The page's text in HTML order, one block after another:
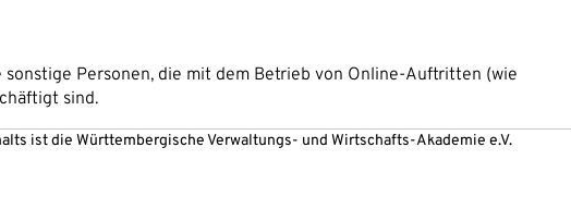
Personen, die mit dem Betrieb von Online-Auftritten (wie
sind.
ist die Württembergische Verwaltungs- und Wirtschafts-Akademie e.V.